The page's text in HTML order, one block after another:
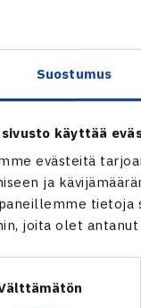
Suostumus
sivusto käyttää
evästeitä
ja
tietoja
joita olet